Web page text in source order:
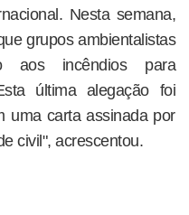
Nesta semana,
grupos ambientalistas
aos incêndios para
última alegação foi
uma carta assinada por
civil", acrescentou.